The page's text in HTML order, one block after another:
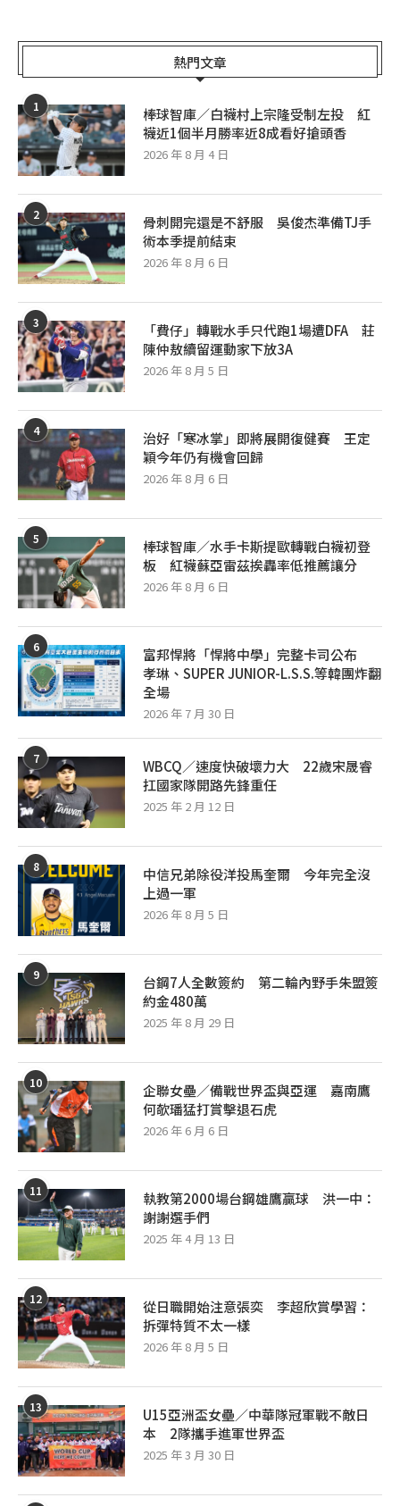
熱門文章
1
棒球智庫／白襪村上宗隆受制左投 紅
襪近1個半月勝率近8成看好搶頭香
2026 年 8 月 4 日
2
骨刺開完還是不舒服 吳俊杰準備TJ手
術本季提前結束
2026 年 8 月 6 日
3
「費仔」轉戰水手只代跑1場遭DFA 莊
陳仲敖續留運動家下放3A
2026 年 8 月 5 日
4
治好「寒冰掌」即將展開復健賽 王定
穎今年仍有機會回歸
2026 年 8 月 6 日
5
棒球智庫／水手卡斯提歐轉戰白襪初登
板 紅襪蘇亞雷茲挨轟率低推薦讓分
2026 年 8 月 6 日
6
富邦悍將「悍將中學」完整卡司公布
孝琳、SUPER JUNIOR-L.S.S.等韓團炸翻
全場
2026 年 7 月 30 日
7
WBCQ／速度快破壞力大 22歲宋晟睿
扛國家隊開路先鋒重任
2025 年 2 月 12 日
8
中信兄弟除役洋投馬奎爾 今年完全沒
上過一軍
2026 年 8 月 5 日
9
台鋼7人全數簽約 第二輪內野手朱盟簽
約金480萬
2025 年 8 月 29 日
10
企聯女壘／備戰世界盃與亞運 嘉南鷹
何欹璠猛打賞擊退石虎
2026 年 6 月 6 日
11
執教第2000場台鋼雄鷹贏球 洪一中：
謝謝選手們
2025 年 4 月 13 日
12
從日職開始注意張奕 李超欣賞學習：
拆彈特質不太一樣
2026 年 8 月 5 日
13
U15亞洲盃女壘／中華隊冠軍戰不敵日
本 2隊攜手進軍世界盃
2025 年 3 月 30 日